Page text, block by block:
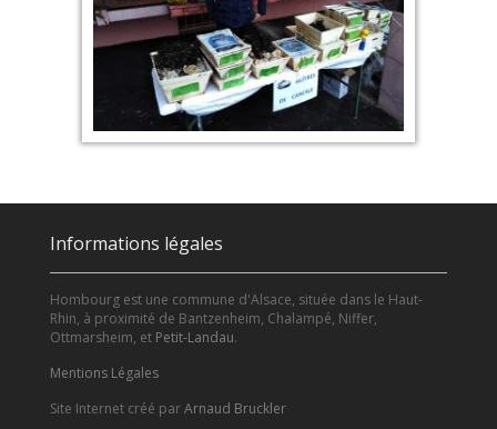
Informations légales
Hombourg est une commune d'Alsace, située dans le Haut-
Rhin, à proximité de Bantzenheim, Chalampé, Niffer,
Ottmarsheim, et Petit-Landau.
Mentions Légales
Site Internet créé parArnaud Bruckler